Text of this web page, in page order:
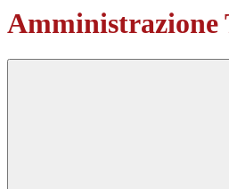
Amministrazione